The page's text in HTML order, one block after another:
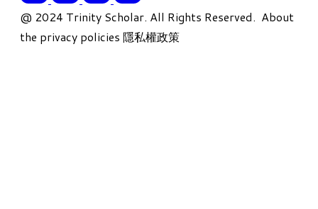
​@ 2024 Trinity Scholar. All Rights Reserved. About
the privacy policies 隱私權政策